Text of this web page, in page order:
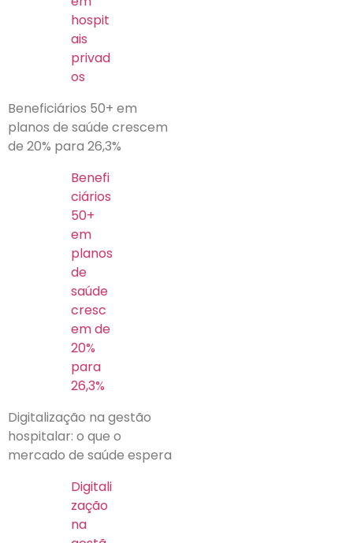
hospit
ais
privad
os
Beneficiários 50+ em
planos de saúde crescem
de 20% para 26,3%
Benefi
ciários
50+
em
planos
de
saúde
cresc
em de
20%
para
26,3%
Digitalização na gestão
hospitalar: o que o
mercado de saúde espera
Digitali
zação
na